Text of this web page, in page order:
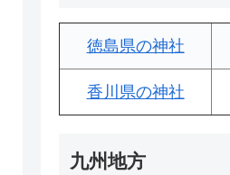
徳島県の神社
香川県の神社
九州地方